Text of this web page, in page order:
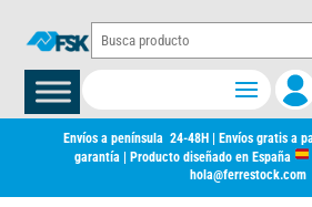
Envíos a península 24-48H | Envíos gratis a
garantía | Producto diseñado en España
hola@ferrestock.com